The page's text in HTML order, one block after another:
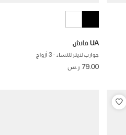
UA فانش
جوارب لاينر للنساء - 3 أزواج
79.00 ر.س